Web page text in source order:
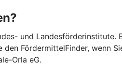
und Landesförderinstitute.
FördermittelFinder, wenn
Orla eG.